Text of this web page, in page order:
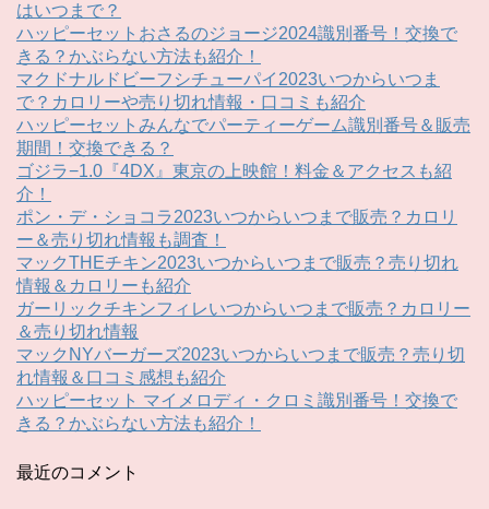
はいつまで？
ハッピーセットおさるのジョージ2024識別番号！交換で
きる？かぶらない方法も紹介！
マクドナルドビーフシチューパイ2023いつからいつま
で？カロリーや売り切れ情報・口コミも紹介
ハッピーセットみんなでパーティーゲーム識別番号＆販売
期間！交換できる？
ゴジラ−1.0『4DX』東京の上映館！料金＆アクセスも紹
介！
ポン・デ・ショコラ2023いつからいつまで販売？カロリ
ー＆売り切れ情報も調査！
マックTHEチキン2023いつからいつまで販売？売り切れ
情報＆カロリーも紹介
ガーリックチキンフィレいつからいつまで販売？カロリー
＆売り切れ情報
マックNYバーガーズ2023いつからいつまで販売？売り切
れ情報＆口コミ感想も紹介
ハッピーセット マイメロディ・クロミ識別番号！交換で
きる？かぶらない方法も紹介！
最近のコメント